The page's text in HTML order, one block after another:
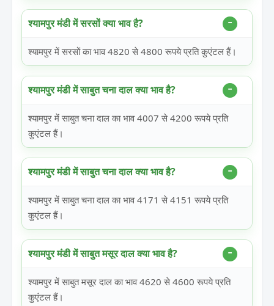
श्यामपुर मंडी में सरसों क्या भाव है?
श्यामपुर में सरसों का भाव 4820 से 4800 रूपये प्रति कुएंटल हैं।
श्यामपुर मंडी में साबुत चना दाल क्या भाव है?
श्यामपुर में साबुत चना दाल का भाव 4007 से 4200 रूपये प्रति
कुएंटल हैं।
श्यामपुर मंडी में साबुत चना दाल क्या भाव है?
श्यामपुर में साबुत चना दाल का भाव 4171 से 4151 रूपये प्रति
कुएंटल हैं।
श्यामपुर मंडी में साबुत मसूर दाल क्या भाव है?
श्यामपुर में साबुत मसूर दाल का भाव 4620 से 4600 रूपये प्रति
कुएंटल हैं।